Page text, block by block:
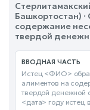
Башкортостан)
содержание
твердой
ВВОДНАЯ ЧАСТЬ
Истец <ФИО>
алиментов на
твердой денежной
<дата> году